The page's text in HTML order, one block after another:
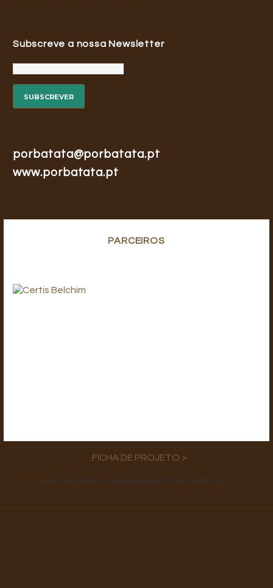
Subscreve a nossa Newsletter
porbatata@porbatata.pt
www.porbatata.pt
PARCEIROS
FICHA DE PROJETO >
Todos os direitos reservados à Porbatata 2017